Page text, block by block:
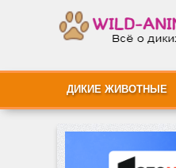
ДИКИЕ ЖИВОТНЫЕ